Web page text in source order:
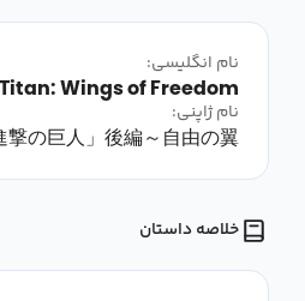
نام انگلیسی:
Wings of Freedom
نام ژاپنی:
の巨人」後編～自由の翼～
خلاصه داستان